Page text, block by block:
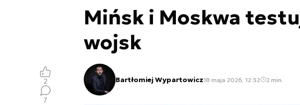
Mińsk i Moskwa
wojsk
Bartłomiej Wypartowicz18 maja 2026, 12:32 2 min.
2
7